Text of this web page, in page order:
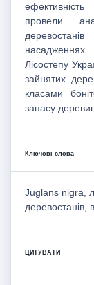
провели
Лісостепу
зайнятих
класами
запасу
Ключові слова
Juglans nigra,
деревостанів,
ЦИТУВАТИ